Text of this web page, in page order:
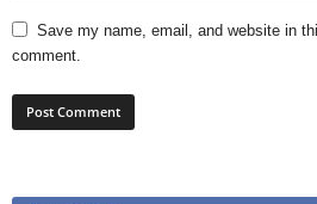
Save my name, email, and website in
comment.